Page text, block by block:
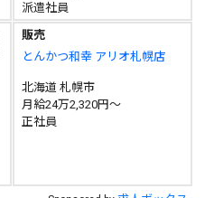
派遣社員
販売
とんかつ和幸 アリオ札幌店
北海道 札幌市
月給24万2,320円～
正社員